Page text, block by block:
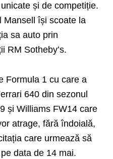
și de competiție.
Mansell își scoate la
sa auto prin
RM Sotheby’s.
Formula 1 cu care a
640 din sezonul
și Williams FW14 care
atrage, fără îndoială,
care urmează să
data de 14 mai.